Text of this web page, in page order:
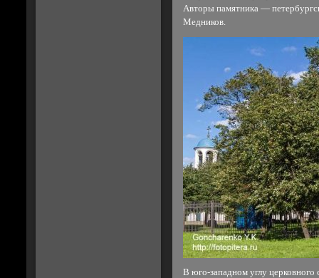
Авторы памятника —
Медников.
В юго-западном углу